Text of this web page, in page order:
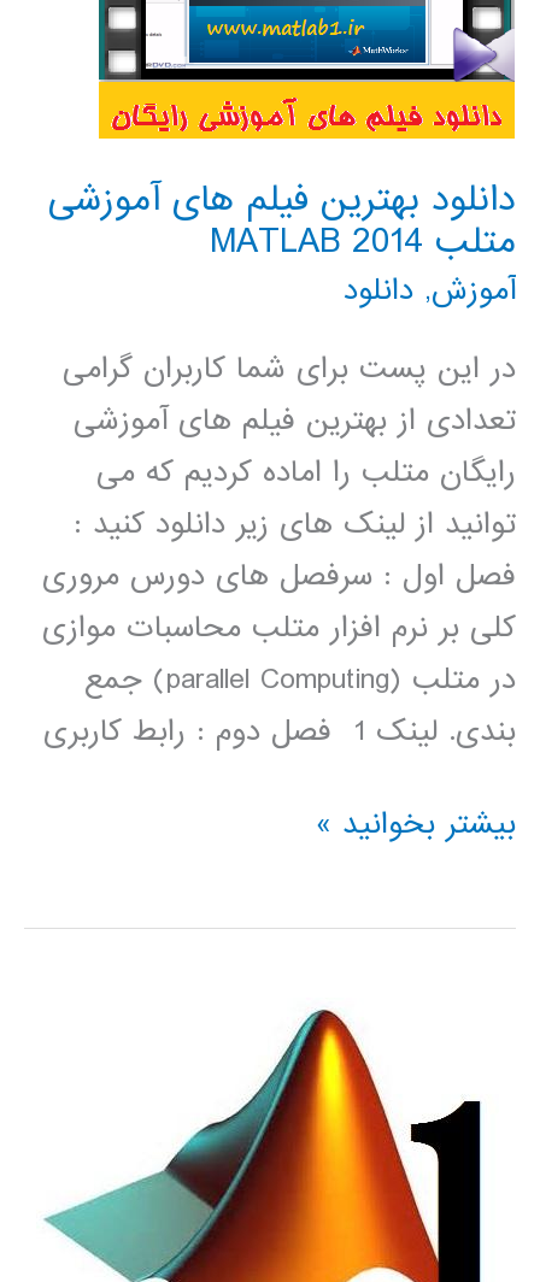
(برمکی
)
دانلود بهترین فیلم های آموزشی
متلب 2014 MATLAB
آموزش, دانلود
در این پست برای شما کاربران گرامی
تعدادی از بهترین فیلم های آموزشی
رایگان متلب را اماده کردیم که می
توانید از لینک های زیر دانلود کنید :
فصل اول : سرفصل های دورس مروری
کلی بر نرم افزار متلب محاسبات موازی
در متلب (parallel Computing) جمع
بندی. لینک 1 فصل دوم : رابط کاربری
دانلود
فیلم
MATLAB
بیشتر بخوانید »